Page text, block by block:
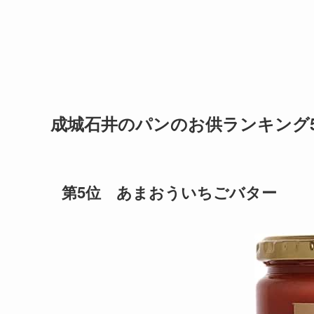
成城石井のパンのお供ランキング
第5位 あまおういちごバター